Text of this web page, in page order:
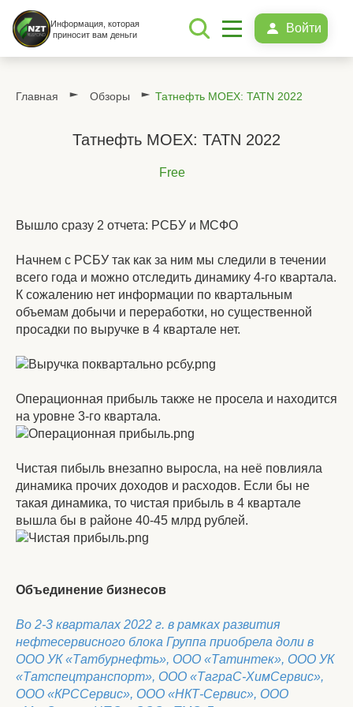
Информация, которая
приносит вам деньги
Войти
Главная Обзоры Татнефть MOEX: TATN 2022
Татнефть MOEX: TATN 2022
Free
Вышло сразу 2 отчета: РСБУ и МСФО
Начнем с РСБУ так как за ним мы следили в течении
всего года и можно отследить динамику 4-го квартала.
К сожалению нет информации по квартальным
объемам добычи и переработки, но существенной
просадки по выручке в 4 квартале нет.
Операционная прибыль также не просела и находится
на уровне 3-го квартала.
Чистая пибыль внезапно выросла, на неё повлияла
динамика прочих доходов и расходов. Если бы не
такая динамика, то чистая прибыль в 4 квартале
вышла бы в районе 40-45 млрд рублей.
Объединение бизнесов
Во 2-3 кварталах 2022 г. в рамках развития
нефтесервисного блока Группа приобрела доли в
ООО УК «Татбурнефть», ООО «Татинтек», ООО УК
«Татспецтранспорт», ООО «ТаграС-ХимСервис»,
ООО «КРССервис», ООО «НКТ-Сервис», ООО